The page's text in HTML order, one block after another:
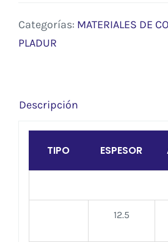
Categorías: MATERIALES DE
PLADUR
Descripción
TIPO ESPESOR
12.5